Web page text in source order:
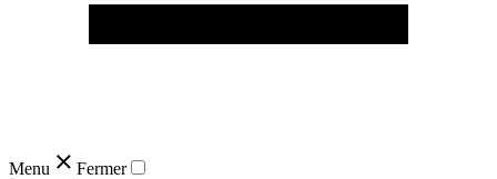
Menu Fermer